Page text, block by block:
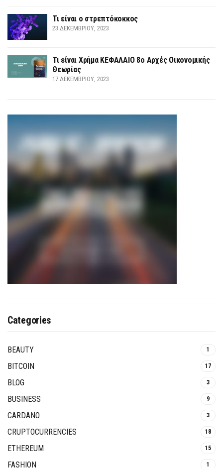
Τι είναι ο στρεπτόκοκκος
23 ΔΕΚΕΜΒΡΊΟΥ, 2023
Τι είναι Χρήμα ΚΕΦΑΛΑΙΟ 8ο Αρχές Οικονομικής
Θεωρίας
17 ΔΕΚΕΜΒΡΊΟΥ, 2023
Categories
BEAUTY 1
BITCOIN 17
BLOG 3
BUSINESS 9
CARDANO 3
CRUPTOCURRENCIES 18
ETHEREUM 15
FASHION 1